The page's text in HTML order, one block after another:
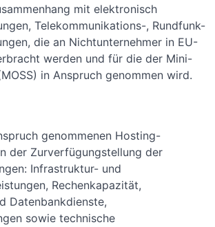
mit elektronisch
Telekommunikations-, Rundfunk-
die an Nichtunternehmer in EU-
werden und für die der Mini-
in Anspruch genommen wird.
genommenen Hosting-
der Zurverfügungstellung der
Infrastruktur- und
Rechenkapazität,
Datenbankdienste,
sowie technische